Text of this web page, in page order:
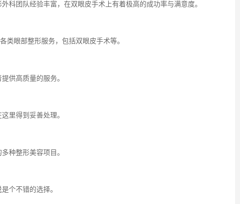
科团队经验丰富，在双眼皮手术上有着极高的成功率与满意度。
类眼部整形服务，包括双眼皮手术等。
供高质量的服务。
里得到妥善处理。
种整形美容项目。
个不错的选择。